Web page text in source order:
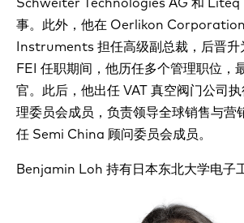
事。此外，他在 Oerlikon
Instruments 担任高级副总裁，后晋升
FEI 任职期间，他历任多个管理职位，
官。此后，他出任 VAT 真空阀门公司
理委员会成员，负责领导全球销售与营
任 Semi China 顾问委员会成员。
Benjamin Loh 持有日本东北大学电子